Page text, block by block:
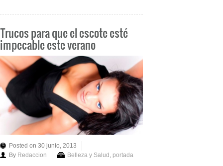
Trucos para que el escote esté
impecable este verano
Posted on 30 junio, 2013
By Redaccion Belleza y Salud , portada